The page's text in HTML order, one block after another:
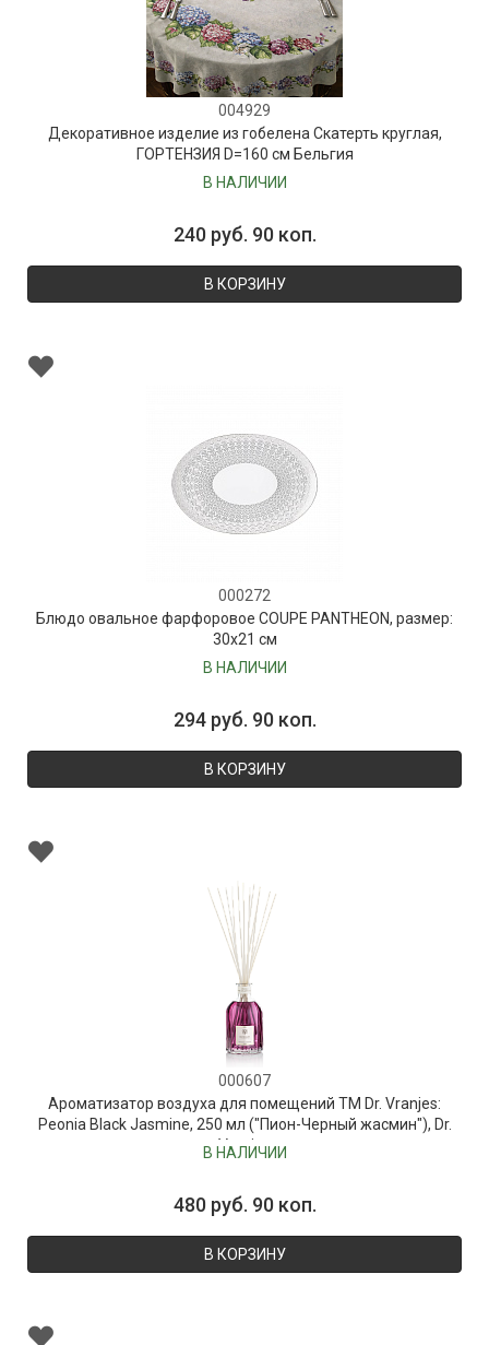
004929
Декоративное изделие из гобелена Скатерть круглая,
ГОРТЕНЗИЯ D=160 см Бельгия
В НАЛИЧИИ
240 руб. 90 коп.
В КОРЗИНУ
000272
Блюдо овальное фарфоровое COUPE PANTHEON, размер:
30х21 см
В НАЛИЧИИ
294 руб. 90 коп.
В КОРЗИНУ
000607
Ароматизатор воздуха для помещений ТМ Dr. Vranjes:
Peonia Black Jasmine, 250 мл ("Пион-Черный жасмин"), Dr.
Vranjes
В НАЛИЧИИ
480 руб. 90 коп.
В КОРЗИНУ